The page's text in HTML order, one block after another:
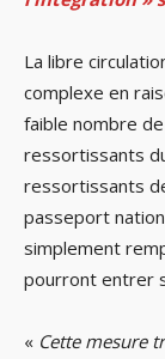
La libre
complexe en
faible nombre
ressortissants
ressortissants
passeport
simplement
pourront entrer
« Cette mesure